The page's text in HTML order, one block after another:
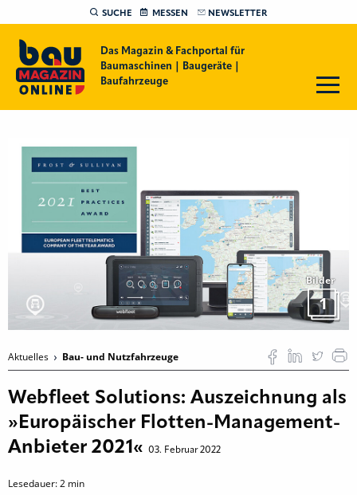
SUCHE MESSEN NEWSLETTER
Das Magazin & Fachportal für
Baumaschinen | Baugeräte |
Baufahrzeuge
Bilder
1
Aktuelles Bau- und Nutzfahrzeuge
Webfleet Solutions: Auszeichnung als
»Europäischer Flotten-Management-
Anbieter 2021« 03. Februar 2022
Lesedauer:2 min